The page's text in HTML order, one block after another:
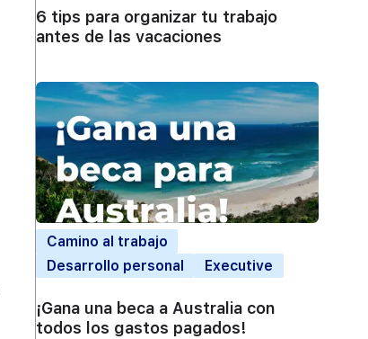
6 tips para organizar tu trabajo
antes de las vacaciones
Camino al trabajo
Desarrollo personal
Executive
¡Gana una beca a Australia con
todos los gastos pagados!